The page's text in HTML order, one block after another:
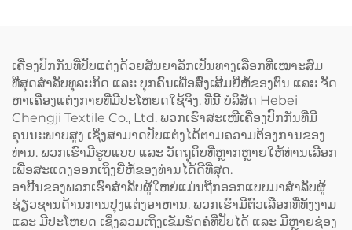
ມີຂະໜາດຍາວຂຶ້ນ
(Extended) ປະກອບດ້ວຍຜ້າ
ແຜ່ນ (Canvas) ສີເຂັ້ມ ເຊັ່ນ:
ສີເຂັ້ມຄືສີກາເຟ (Dark
Coffee) ແລະ ມີລະບົບປັບ
ຂະໜາດໄດ້ (Adjustable)
ກັ້ນຂອງຊ່າງເຮັດເຄື່ອງໝາກ
(Cobbler Vest Apron) ທີ່ມີ
ທັງສອງດ້ານ ແລະ ມີທີ່ຈັດຕັ້ງ
ສຳລັບເນື້ອຫາເຄື່ອງໝາກ
(Logo) ສຳລັບບາຣິສຕາ
(Barista) ແລະ ຮ້ານຕັດຜົມ
(Barbershop)
ເຄື່ອງປົກກັນທີ່ປັບແຕ່ງດ້ວຍສັນຍາລັກເປັນທາງເລືອກທີ່ເໝາະສົມ
ທີ່ສຸດສຳລັບທຸລະກິດ ແລະ ບຸກຄົນເພື່ອສົ່ງເສີມຍີ່ຫໍ້ຂອງຕົນ ແລະ ຈັດ
ຫາເຄື່ອງແຕ່ງກາຍທີ່ມີປະໂຫຍດໃຊ້ຈິງ. ທີ່ນີ້ ບໍລິສັດ Hebei
Chengji Textile Co., Ltd. ພວກເຮົາສະເໜີເຄື່ອງປົກກັນທີ່ມີ
ຄຸນນະພາບສູງ ເຊິ່ງສາມາດປັບແຕ່ງໄດ້ຕາມຄວາມຕ້ອງການຂອງ
ທ່ານ. ພວກເຮົາມີຮູບແບບ ແລະ ວັດຖຸດິບທີ່ຫຼາກຫຼາຍໃຫ້ທ່ານເລືອກ
ເພື່ອສະແດງອອກເຖິງຍີ່ຫໍ້ຂອງທ່ານໄດ້ດີທີ່ສຸດ.
ອາບີ້ນຂອງພວກເຮົາສຳລັບຜູ້ໃຫຍ່ແມ່ນຖືກອອກແບບມາສຳລັບຜູ້
ຊ່ຽວຊານດ້ານການປຸງແຕ່ງອາຫານ. ພວກເຮົາມີຕົວເລືອກທີ່ທັງງາມ
ແລະ ມີປະໂຫຍດ ເຊິ່ງລວມເຖິງເຂັມຮັດຄໍທີ່ປັບໄດ້ ແລະ ມີຫຼາຍຊ່ອງ